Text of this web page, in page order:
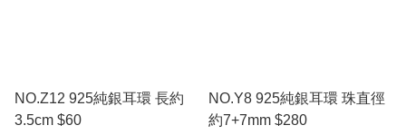
NO.Z12 925純銀耳環 長約
3.5cm $60
NO.Y8 925純銀耳環 珠直徑
約7+7mm $280